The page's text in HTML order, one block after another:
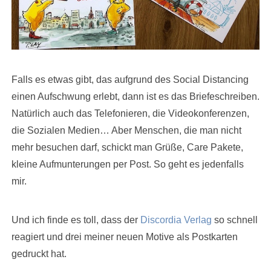
Falls es etwas gibt, das aufgrund des Social Distancing
einen Aufschwung erlebt, dann ist es das Briefeschreiben.
Natürlich auch das Telefonieren, die Videokonferenzen,
die Sozialen Medien… Aber Menschen, die man nicht
mehr besuchen darf, schickt man Grüße, Care Pakete,
kleine Aufmunterungen per Post. So geht es jedenfalls
mir.
Und ich finde es toll, dass der Discordia Verlag so schnell
reagiert und drei meiner neuen Motive als Postkarten
gedruckt hat.